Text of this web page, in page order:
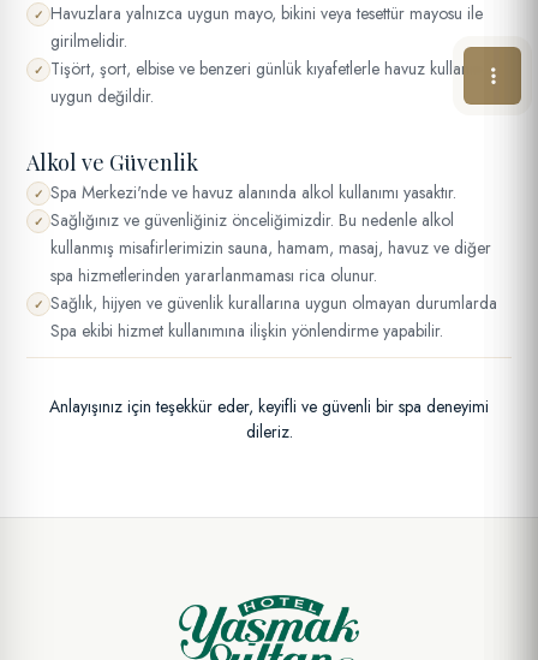
✓ Havuzlara yalnızca uygun mayo, bikini veya tesettür mayosu ile
girilmelidir.
✓ Tişört, şort, elbise ve benzeri günlük kıyafetlerle havuz kullanımı
uygun değildir.
Alkol ve Güvenlik
✓ Spa Merkezi'nde ve havuz alanında alkol kullanımı yasaktır.
✓ Sağlığınız ve güvenliğiniz önceliğimizdir. Bu nedenle alkol
kullanmış misafirlerimizin sauna, hamam, masaj, havuz ve diğer
spa hizmetlerinden yararlanmaması rica olunur.
✓ Sağlık, hijyen ve güvenlik kurallarına uygun olmayan durumlarda
Spa ekibi hizmet kullanımına ilişkin yönlendirme yapabilir.
Anlayışınız için teşekkür eder, keyifli ve güvenli bir spa deneyimi
dileriz.